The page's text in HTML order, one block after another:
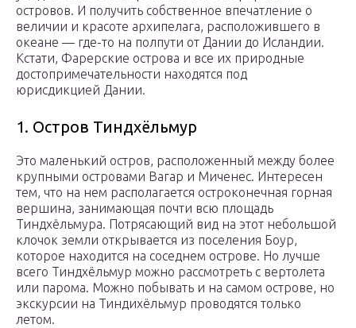
островов. И получить собственное впечатление о
величии и красоте архипелага, расположившего в
океане — где-то на полпути от Дании до Исландии.
Кстати, Фарерские острова и все их природные
достопримечательности находятся под
юрисдикцией Дании.
1. Остров Тиндхёльмур
Это маленький остров, расположенный между более
крупными островами Вагар и Миченес. Интересен
тем, что на нем располагается остроконечная горная
вершина, занимающая почти всю площадь
Тиндхёльмура. Потрясающий вид на этот небольшой
клочок земли открывается из поселения Боур,
которое находится на соседнем острове. Но лучше
всего Тиндхёльмур можно рассмотреть с вертолета
или парома. Можно побывать и на самом острове, но
экскурсии на Тиндихёльмур проводятся только
летом.